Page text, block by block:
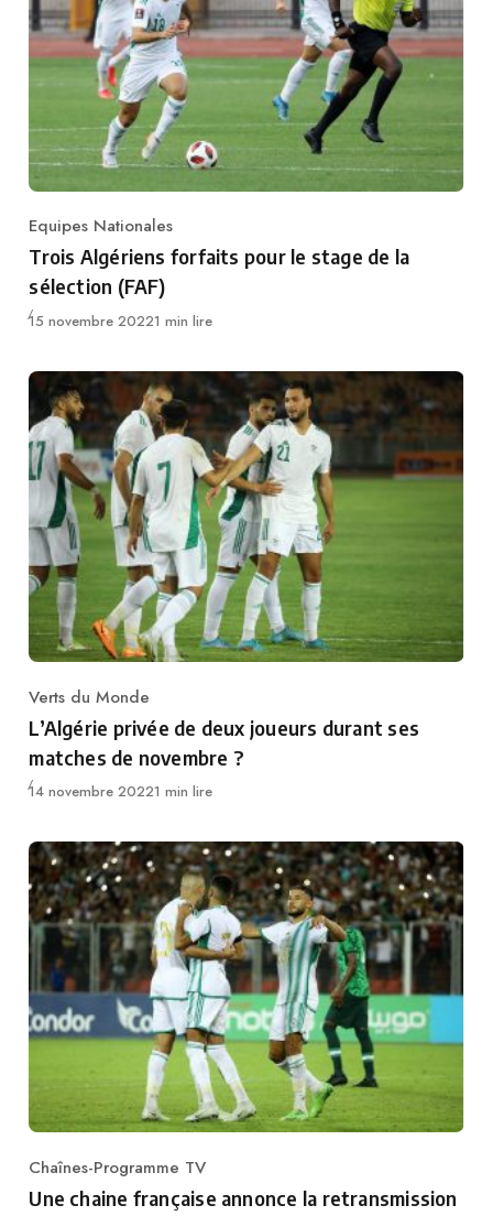
Category
Equipes Nationales
Trois Algériens forfaits pour le stage de la
sélection (FAF)
Publié
15 novembre 20221 min lire
Category
Verts du Monde
L’Algérie privée de deux joueurs durant ses
matches de novembre ?
Publié
14 novembre 20221 min lire
Category
Chaînes-Programme TV
Une chaine française annonce la retransmission